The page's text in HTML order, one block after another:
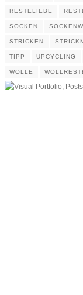
RESTELIEBE
SOCKEN
STRICKEN
TIPP UPCYCLING
WOLLE